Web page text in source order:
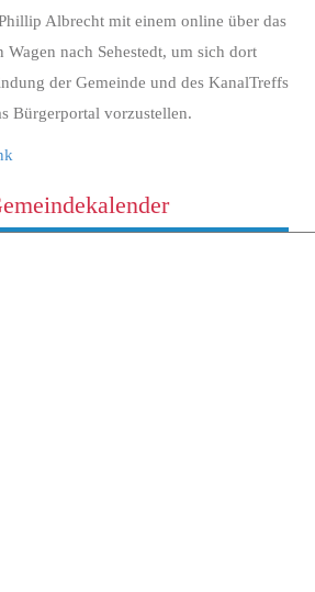
Albrecht mit einem online über das
Wagen nach Sehestedt, um sich dort
der Gemeinde und des KanalTreffs
Bürgerportal vorzustellen.